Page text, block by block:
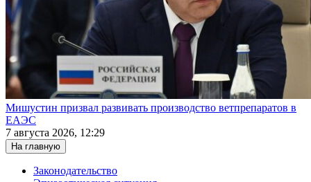
Мишустин призвал развивать производство ветпрепаратов в
ЕАЭС
7 августа 2026, 12:29
На главную
Законодательство